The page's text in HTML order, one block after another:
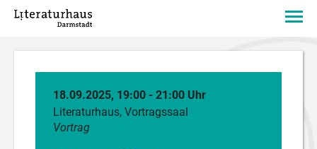
18.09.2025, 19:00 - 21:00 Uhr
Literaturhaus, Vortragssaal
Vortrag